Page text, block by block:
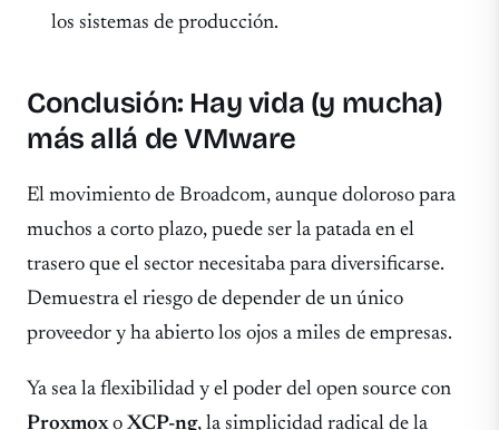
los sistemas de producción.
Conclusión: Hay vida (y mucha)
más allá de VMware
El movimiento de Broadcom, aunque doloroso para
muchos a corto plazo, puede ser la patada en el
trasero que el sector necesitaba para diversificarse.
Demuestra el riesgo de depender de un único
proveedor y ha abierto los ojos a miles de empresas.
Ya sea la flexibilidad y el poder del open source con
Proxmoxo XCP-ng, la simplicidad radical de la